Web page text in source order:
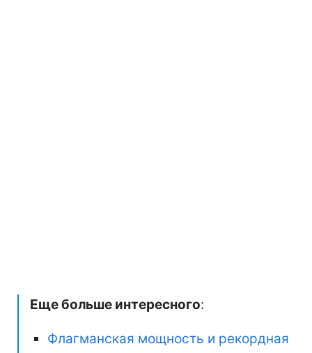
Еще больше интересного:
Флагманская мощность и рекордная